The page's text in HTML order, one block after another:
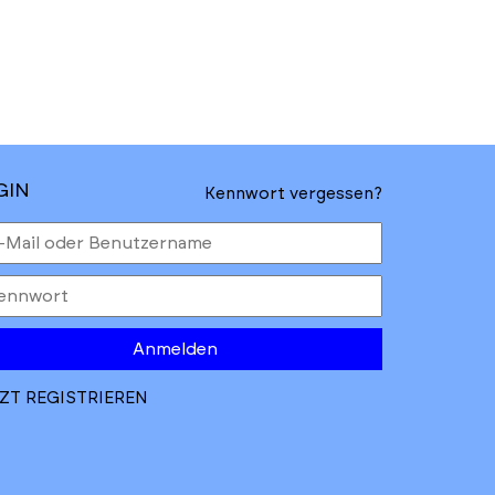
Kennwort vergessen?
Anmelden
REGISTRIEREN